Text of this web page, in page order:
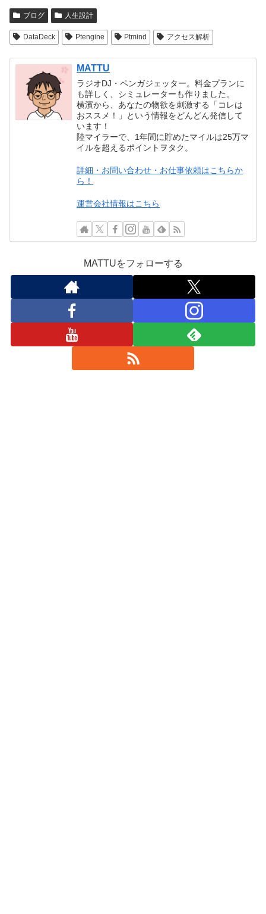
ブログ 人生設計
DataDeck Ptengine Ptmind アクセス解析
MATTU
ラジオDJ・ペンガジェッター。料金プランに
も詳しく、シミュレーターも作りました。
横濱から、あなたの物欲を刺激する「コレは
おススメ！」という情報をどんどん発信して
います！
陸マイラーで、1年間に貯めたマイルは25万マ
イルを超えるポイントヲタク。
詳細・お問い合わせ・お仕事依頼はこちらか
ら！
運営会社情報はこちら
MATTUをフォローする